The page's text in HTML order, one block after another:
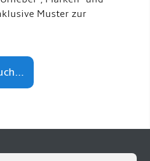
Muster zur